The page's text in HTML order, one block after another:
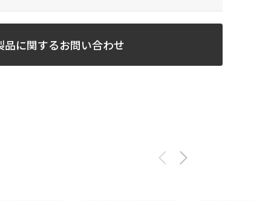
品に関するお問い合わせ